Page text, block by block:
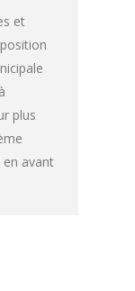
et
plus
avant